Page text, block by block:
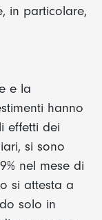
in particolare,
e la
hanno
effetti dei
si sono
nel mese di
si attesta a
solo in